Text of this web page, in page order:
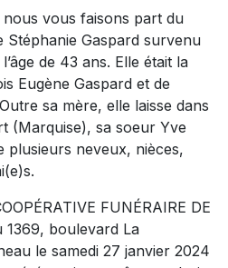
vous faisons part du
Stéphanie Gaspard survenu
de 43 ans. Elle était la
Eugène Gaspard et de
sa mère, elle laisse dans
(Marquise), sa soeur Yve
plusieurs neveux, nièces,
FUNÉRAIRE DE
1369, boulevard La
le samedi 27 janvier 2024